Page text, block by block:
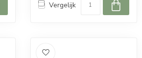
Vergelijk